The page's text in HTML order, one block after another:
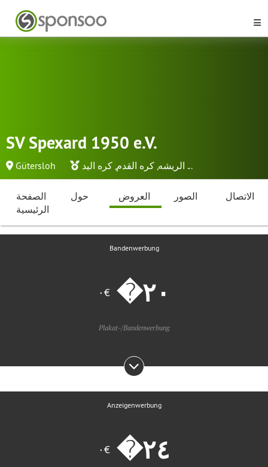
SV Spexard 1950 e.V.
Gütersloh الريشه, كره القدم, كره اليد ...
الصفحة
الرئيسية
حول العروض الصور الاتصال
Bandenwerbung
€٠
Plakat-/Bandenwerbung
Anzeigenwerbung
€٠